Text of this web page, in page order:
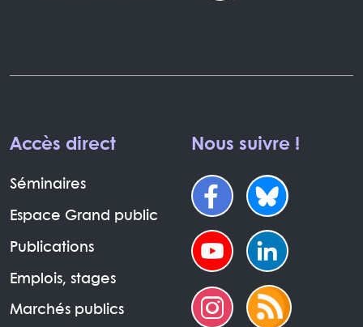
Accès direct
Séminaires
Espace Grand public
Publications
Emplois, stages
Marchés publics
Nous suivre !